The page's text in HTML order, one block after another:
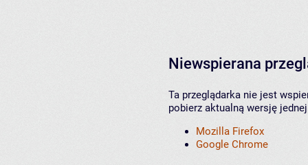
Niewspierana
Ta przeglądarka nie jest
pobierz aktualną wersję
Mozilla Firefox
Google Chrome